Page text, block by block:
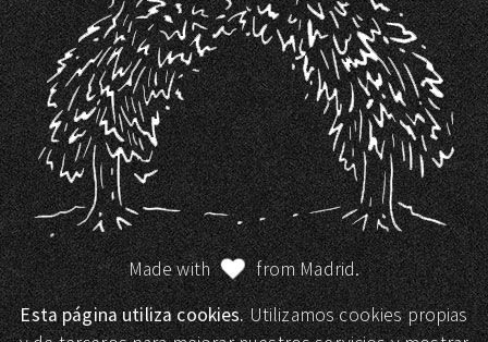
Made with
from Madrid.
Esta página utiliza cookies.Utilizamos cookies propias